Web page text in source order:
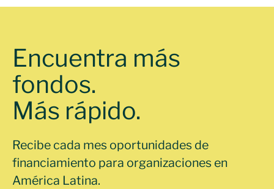
Encuentra más
fondos.
Más rápido.
Recibe cada mes oportunidades de
financiamiento para organizaciones en
América Latina.